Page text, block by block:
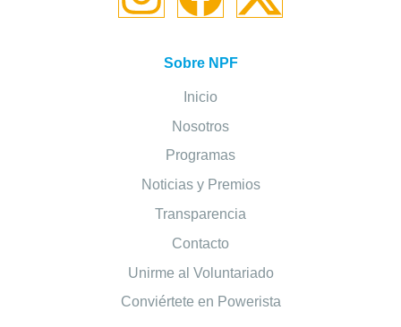
Sobre NPF
Inicio
Nosotros
Programas
Noticias y Premios
Transparencia
Contacto
Unirme al Voluntariado
Conviértete en Powerista